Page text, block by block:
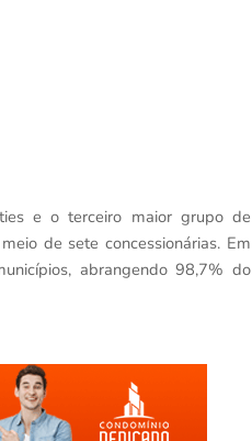
e o terceiro maior grupo de
de sete concessionárias. Em
abrangendo 98,7% do